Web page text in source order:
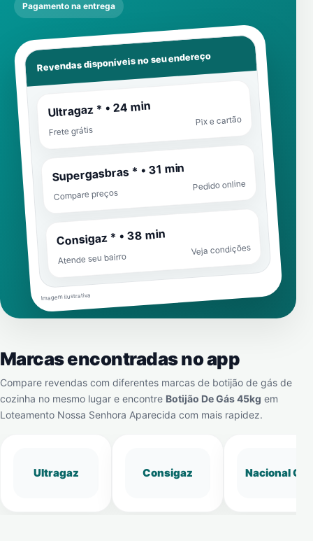
Pagamento na entrega
Revendas disponíveis no seu endereço
Ultragaz * • 24 min
Frete grátis
Pix e cartão
Supergasbras * • 31 min
Compare preços
Pedido online
Consigaz * • 38 min
Atende seu bairro
Veja condições
Imagem ilustrativa
Marcas encontradas no app
Compare revendas com diferentes marcas de botijão de gás de
cozinha no mesmo lugar e encontre Botijão De Gás 45kg em
Loteamento Nossa Senhora Aparecida com mais rapidez.
Ultragaz Consigaz Nacional Gás